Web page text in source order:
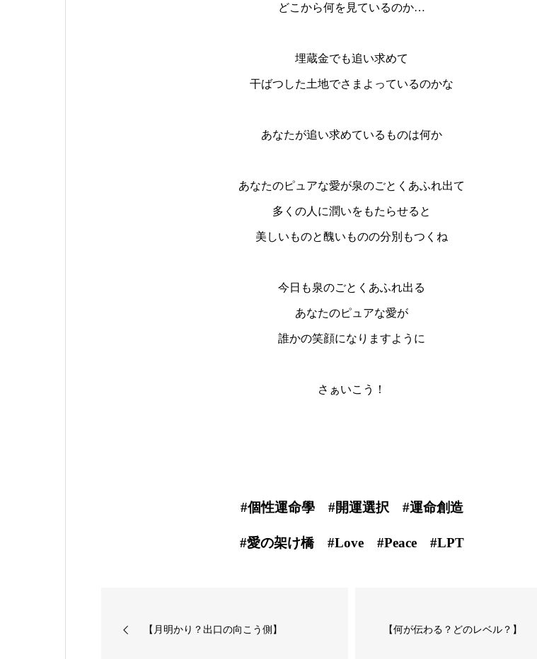
どこから何を見ているのか…
埋蔵金でも追い求めて
干ばつした土地でさまよっているのかな
あなたが追い求めているものは何か
あなたのピュアな愛が泉のごとくあふれ出て
多くの人に潤いをもたらせると
美しいものと醜いものの分別もつくね
今日も泉のごとくあふれ出る
あなたのピュアな愛が
誰かの笑顔になりますように
さぁいこう！
#個性運命學 #開運選択 #運命創造
#愛の架け橋 #Love #Peace #LPT
【月明かり？出口の向こう側】 【何が伝わる？どのレベル？】